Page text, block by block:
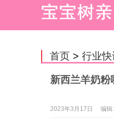
首页 > 行业快
新西兰羊奶
2023年3月17日 编辑